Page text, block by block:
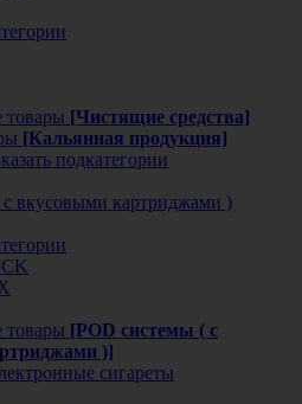
товары [Чистящие средства]
[Кальянная продукция]
подкатегории
вкусовыми картриджами )
товары [POD системы ( с
)]
сигареты